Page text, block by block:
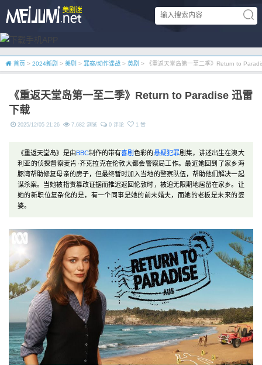
首页 > 2024新剧 > 美剧 > 罪案/动作谍战 > 英剧 > 《重返天堂岛第一至二季》Return to
《重返天堂岛第一至二季》Return to Paradise 迅雷
下载
2025/12/05 21:26 7,682 浏览 0 评论 1 赞
《重返天堂岛》是由BBC制作的带有喜剧色彩的悬疑犯罪剧集，讲述出生在澳大
利亚的侦探督察麦肯·齐克拉克在伦敦大都会警察局工作。最近她回到了家乡海
豚湾帮助修复母亲的房子，但最终暂时加入当地的警察队伍，帮助他们解决一起
谋杀案。当她被指责篡改证据而推迟返回伦敦时，被迫无限期地居留在家乡。让
她的新职位复杂化的是，有一个同事是她的前未婚夫，而她的老板是未来的婆
婆。